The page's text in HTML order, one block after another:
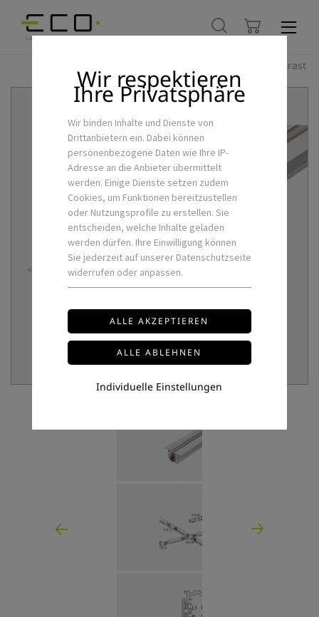
Hoher Kontrast
Wir respektieren
Ihre Privatsphäre
Wir binden Inhalte und Dienste von
Drittanbietern ein. Dabei können
personenbezogene Daten wie Ihre IP-
Adresse an die Anbieter übermittelt
werden. Einige Dienste setzen zudem
Cookies, um Funktionen bereitzustellen
oder Nutzungsprofile zu erstellen. Sie
entscheiden, welche Inhalte geladen
werden dürfen. Ihre Einwilligung können
Sie jederzeit auf unserer Datenschutzseite
widerrufen oder anpassen.
Individuelle Einstellungen